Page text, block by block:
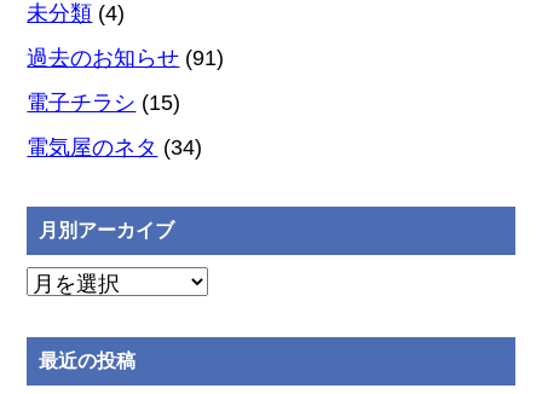
未分類 (4)
過去のお知らせ (91)
電子チラシ (15)
電気屋のネタ (34)
月別アーカイブ
月
ア
ー
最近の投稿